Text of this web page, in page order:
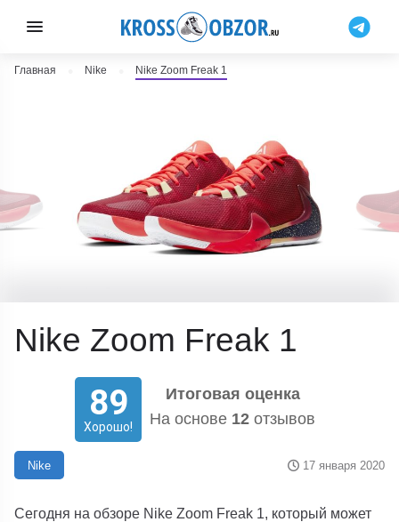
Главная Nike Nike Zoom Freak 1
Nike Zoom Freak 1
89
Хорошо!
Итоговая оценка
На основе 12 отзывов
Nike 17 января 2020
Сегодня на обзоре Nike Zoom Freak 1, который может